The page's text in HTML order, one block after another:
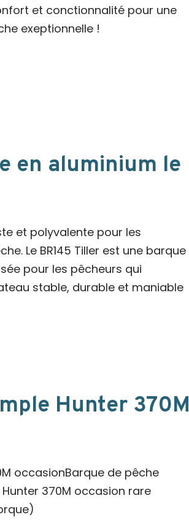
et conctionnalité pour une
exeptionnelle !
en aluminium le
et polyvalente pour les
Le BR145 Tiller est une barque
pour les pêcheurs qui
stable, durable et maniable
Hunter 370M
occasionBarque de pêche
370M occasion rare